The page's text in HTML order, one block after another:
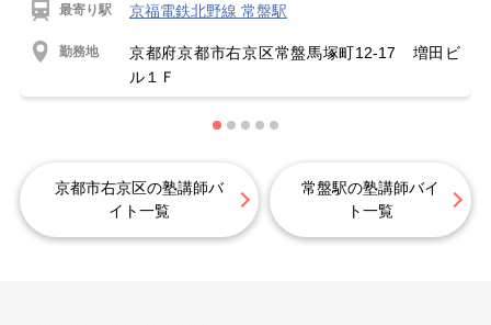
最寄り駅 京福電鉄北野線 常盤駅
勤務地
京都府京都市右京区常盤馬塚町12-17 増田ビ
ル１Ｆ
京都市右京区の塾講師バ
イト一覧
常盤駅の塾講師バイ
ト一覧